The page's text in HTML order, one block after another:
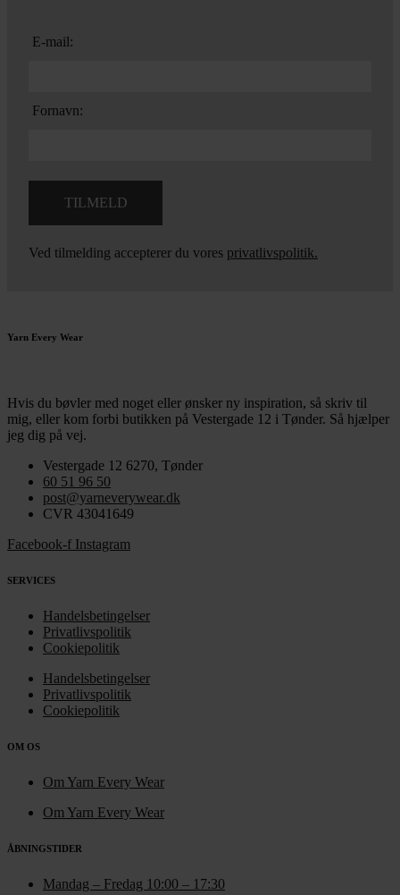
E-mail:
Fornavn:
Ved tilmelding accepterer du vores privatlivspolitik.
Yarn Every Wear
Hvis du bøvler med noget eller ønsker ny inspiration, så skriv til
mig, eller kom forbi butikken på Vestergade 12 i Tønder. Så hjælper
jeg dig på vej.
Vestergade 12 6270, Tønder
60 51 96 50
post@yarneverywear.dk
CVR 43041649
Facebook-f Instagram
SERVICES
Handelsbetingelser
Privatlivspolitik
Cookiepolitik
Handelsbetingelser
Privatlivspolitik
Cookiepolitik
OM OS
Om Yarn Every Wear
Om Yarn Every Wear
ÅBNINGSTIDER
Mandag – Fredag 10:00 – 17:30